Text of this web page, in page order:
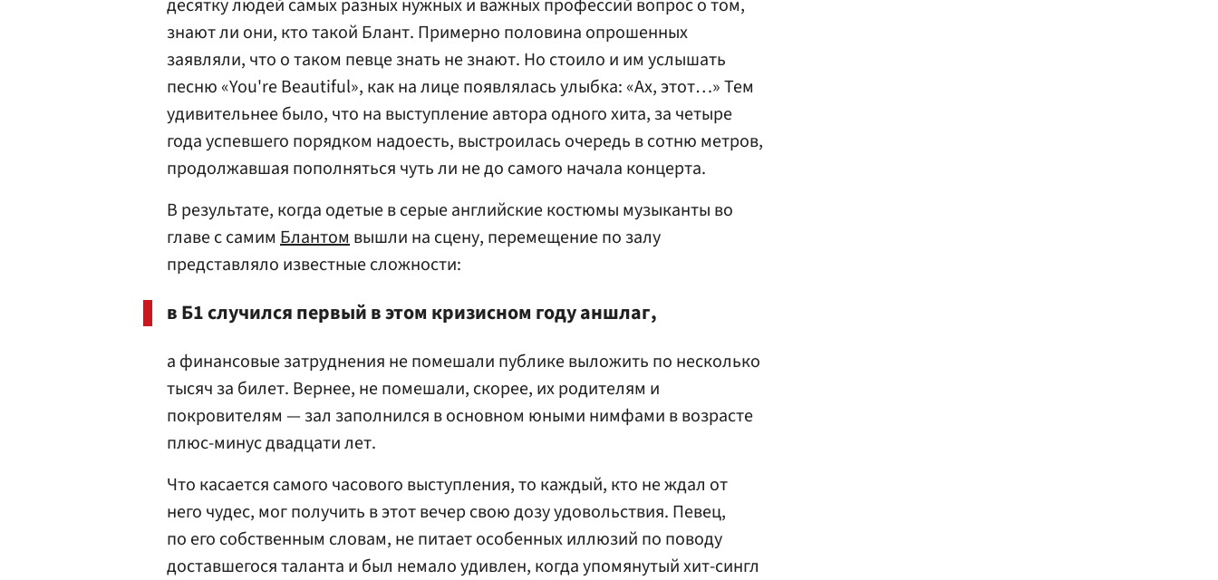
десятку людей самых разных нужных и важных профессий вопрос о том,
знают ли они, кто такой Блант. Примерно половина опрошенных
заявляли, что о таком певце знать не знают. Но стоило и им услышать
песню «You're Beautiful», как на лице появлялась улыбка: «Ах, этот…» Тем
удивительнее было, что на выступление автора одного хита, за четыре
года успевшего порядком надоесть, выстроилась очередь в сотню метров,
продолжавшая пополняться чуть ли не до самого начала концерта.
В результате, когда одетые в серые английские костюмы музыканты во
главе с самим Блантомвышли на сцену, перемещение по залу
представляло известные сложности:
в Б1 случился первый в этом кризисном году аншлаг,
а финансовые затруднения не помешали публике выложить по несколько
тысяч за билет. Вернее, не помешали, скорее, их родителям и
покровителям — зал заполнился в основном юными нимфами в возрасте
плюс-минус двадцати лет.
Что касается самого часового выступления, то каждый, кто не ждал от
него чудес, мог получить в этот вечер свою дозу удовольствия. Певец,
по его собственным словам, не питает особенных иллюзий по поводу
доставшегося таланта и был немало удивлен, когда упомянутый хит-сингл